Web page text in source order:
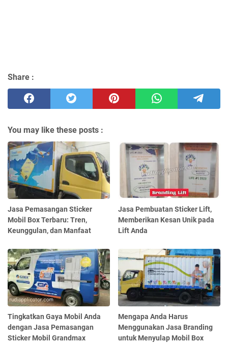
Share :
You may like these posts :
Jasa Pemasangan Sticker
Mobil Box Terbaru: Tren,
Keunggulan, dan Manfaat
Jasa Pembuatan Sticker Lift,
Memberikan Kesan Unik pada
Lift Anda
Tingkatkan Gaya Mobil Anda
dengan Jasa Pemasangan
Sticker Mobil Grandmax
Mengapa Anda Harus
Menggunakan Jasa Branding
untuk Menyulap Mobil Box